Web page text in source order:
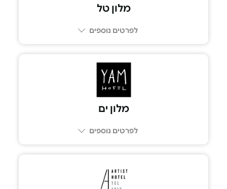
מלון טל
לפרטים נוספים
מלון ים
לפרטים נוספים